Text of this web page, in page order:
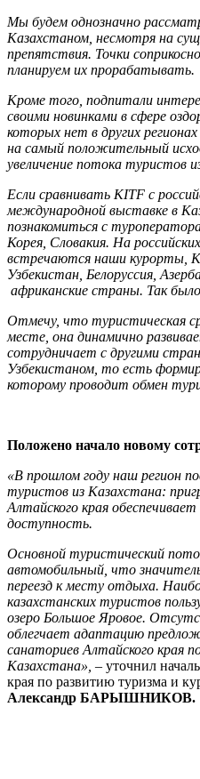
Мы будем однозначно
Казахстаном, несмотря на
препятствия. Точки
планируем их прорабатывать.
Кроме того, подпитали
своими новинками в сфере
которых нет в других
на самый положительный
увеличение потока туристов
Если сравнивать KITF с
международной выставке в
познакомиться с
Корея, Словакия. На
встречаются наши курорты,
Узбекистан, Белоруссия,
африканские страны. Так
Отмечу, что туристическая
месте, она динамично
сотрудничает с другими
Узбекистаном, то есть
которому проводит обмен
Положено начало новому
«В прошлом году наш регион
туристов из Казахстана:
Алтайского края
доступность.
Основной туристический
автомобильный, что
переезд к месту отдыха.
казахстанских туристов
озеро Большое Яровое.
облегчает адаптацию
санаториев Алтайского края
Казахстана», – уточнил
края по развитию туризма и
Александр БАРЫШНИКОВ.